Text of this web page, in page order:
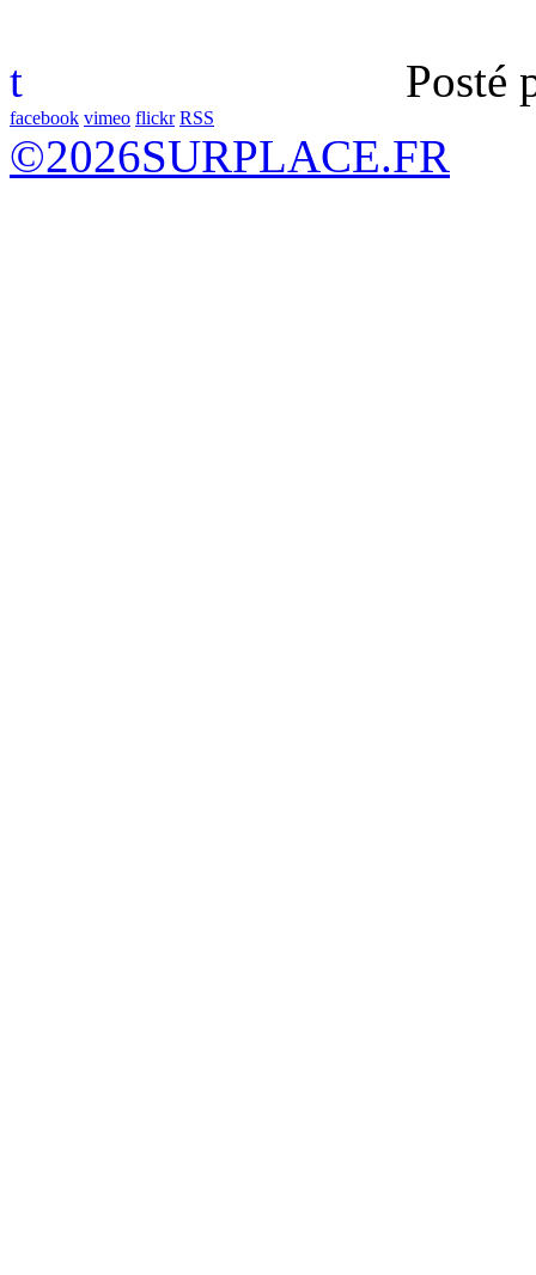
t Posté
facebook vimeo flickr RSS
©2026SURPLACE.FR